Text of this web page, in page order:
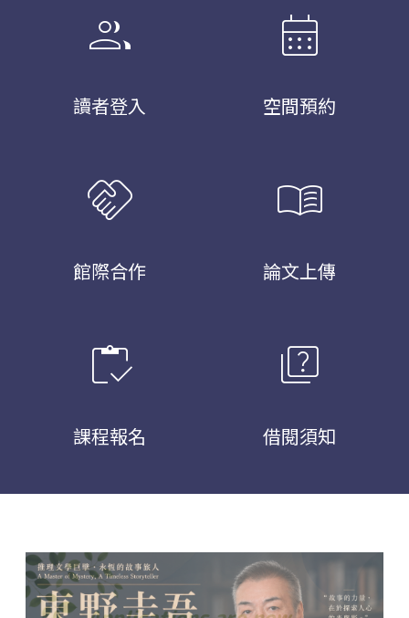
group
讀者登入
calendar_month
空間預約
handshake
館際合作
menu_book
論文上傳
inventory
課程報名
quiz
借閱須知